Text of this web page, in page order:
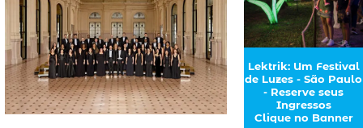
Lektrik: Um Festival
de Luzes - São Paulo
- Reserve seus
Ingressos
Clique no Banner